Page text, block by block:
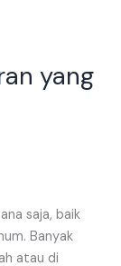
yang
saja, baik
Banyak
atau di